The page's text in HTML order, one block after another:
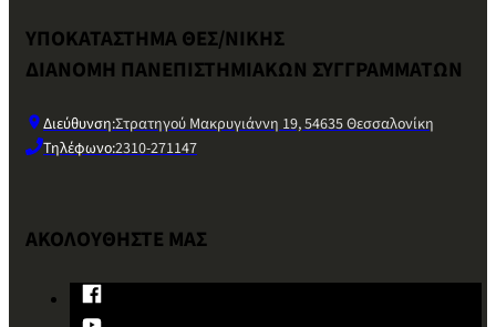
ΥΠΟΚΑΤΑΣΤΗΜΑ ΘΕΣ/ΝΙΚΗΣ
ΔΙΑΝΟΜΗ ΠΑΝΕΠΙΣΤΗΜΙΑΚΩΝ ΣΥΓΓΡΑΜΜΑΤΩΝ
Διεύθυνση:Στρατηγού Μακρυγιάννη 19, 54635 Θεσσαλονίκη
Τηλέφωνο:2310-271147
ΑΚΟΛΟΥΘΗΣΤΕ ΜΑΣ